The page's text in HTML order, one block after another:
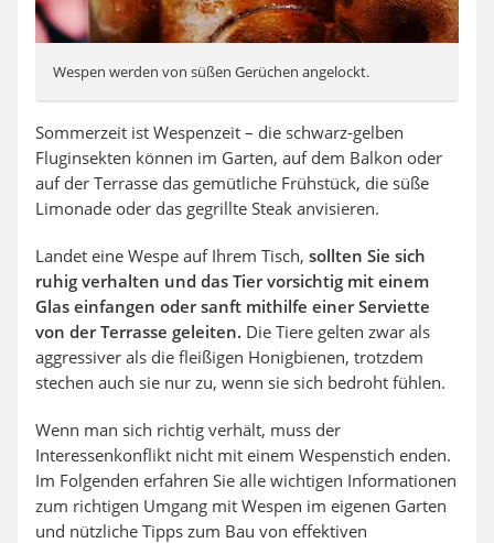
Wespen werden von süßen Gerüchen angelockt.
Sommerzeit ist Wespenzeit – die schwarz-gelben
Fluginsekten können im Garten, auf dem Balkon oder
auf der Terrasse das gemütliche Frühstück, die süße
Limonade oder das gegrillte Steak anvisieren.
Landet eine Wespe auf Ihrem Tisch, sollten Sie sich
ruhig verhalten und das Tier vorsichtig mit einem
Glas einfangen oder sanft mithilfe einer Serviette
von der Terrasse geleiten. Die Tiere gelten zwar als
aggressiver als die fleißigen Honigbienen, trotzdem
stechen auch sie nur zu, wenn sie sich bedroht fühlen.
Wenn man sich richtig verhält, muss der
Interessenkonflikt nicht mit einem Wespenstich enden.
Im Folgenden erfahren Sie alle wichtigen Informationen
zum richtigen Umgang mit Wespen im eigenen Garten
und nützliche Tipps zum Bau von effektiven